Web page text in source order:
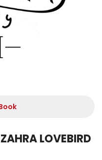
LOVEBIRD